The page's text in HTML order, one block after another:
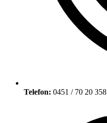
Telefon: 0451 / 70 20 358